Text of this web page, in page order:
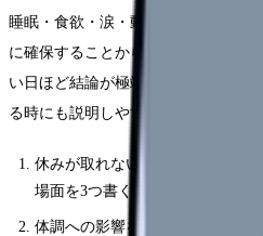
睡眠・食欲・涙・動悸・欠勤衝動を
に確保することから始めてください
い日ほど結論が極端になります。紙
る時にも説明しやすくなります。
休みが取れない・希望休が通ら
場面を3つ書く
体調への影響を、睡眠・食欲・